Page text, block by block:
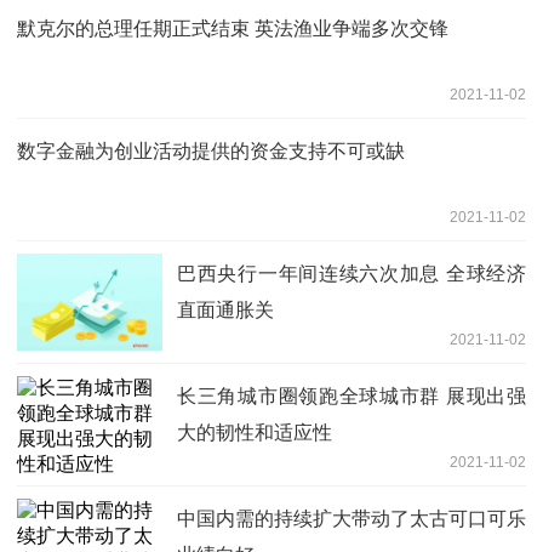
默克尔的总理任期正式结束 英法渔业争端多次交锋
2021-11-02
数字金融为创业活动提供的资金支持不可或缺
2021-11-02
巴西央行一年间连续六次加息 全球经济
直面通胀关
2021-11-02
长三角城市圈领跑全球城市群 展现出强
大的韧性和适应性
2021-11-02
中国内需的持续扩大带动了太古可口可乐